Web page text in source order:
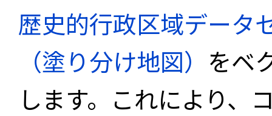
歴史的行政区域データ
（塗り分け地図） をベ
します。これにより、